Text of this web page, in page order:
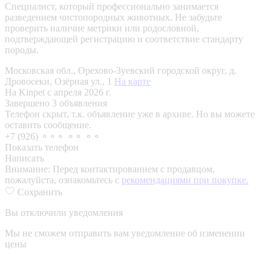
Специалист, который профессионально занимается
разведением чистопородных животных. Не забудьте
проверить наличие метрики или родословной,
подтверждающей регистрацию и соответствие стандарту
породы.
Московская обл., Орехово-Зуевский городской округ, д.
Дровосеки, Озёрная ул., 1 На карте
На Kinpet c апреля 2026 г.
Завершено 3 объявления
Телефон скрыт, т.к. объявление уже в архиве. Но вы можете
оставить сообщение.
+7 (926) ⚬⚬⚬ ⚬⚬ ⚬⚬
Показать телефон
Написать
Внимание: Перед контактированием с продавцом,
пожалуйста, ознакомьтесь с рекомендациями при покупке.
Сохранить
Вы отключили уведомления
Мы не сможем отправить вам уведомление об изменении
цены